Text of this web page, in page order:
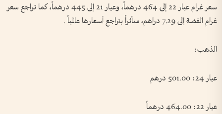
سعر غرام عيار 22 إلى 464 درهماً، وعيار 21 إلى 445 درهماً، كما تراجع سعر
غرام الفضة إلى 7.29 دراهم، متأثراً بتراجع أسعارها عالمياً .
الذهب:
عيار 24: 501.00 درهم
عيار 22: 464.00 درهماً